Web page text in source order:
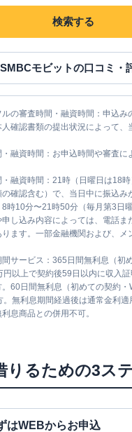
検索する
SMBCモビットの口コミ・
の審査時間・融資時間：申込み
確認書類の提出状況によって、
融資時間：お申込時間や審査に
・融資時間：21時（日曜日は18
確認含む）で、当日中に振込み
時10分〜21時50分（毎月第3日
し込み内容によっては、電話ま
ます。一部金融機関および、メ
間サービス：365日間無利息（初
円以上で契約後59日以内に収入
60日間無利息（初めての契約
無利息期間経過後は通常金利適
息商品との併用不可。
りるための3ス
はWEBからお申込